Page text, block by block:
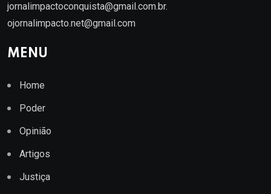
jornalimpactoconquista@gmail.com.br.
ojornalimpacto.net@gmail.com
MENU
Home
Poder
Opinião
Artigos
Justiça